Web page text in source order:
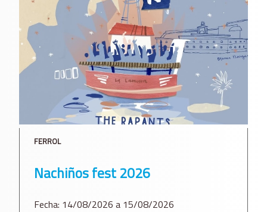
FERROL
Nachiños fest 2026
Fecha: 14/08/2026 a 15/08/2026